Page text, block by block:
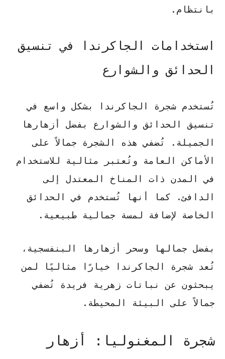
بانتظام.
استخدامات الجاكرندا في تنسيق
الحدائق والشوارع
تُستخدم شجرة الجاكرندا بشكل واسع في
تنسيق الحدائق والشوارع بفضل أزهارها
الجميلة. تُضفي هذه الشجرة جمالاً على
الأماكن العامة وتُعتبر مثالية للاستخدام
في المدن ذات المناخ المعتدل إلى
الدافئ. كما أنها تُستخدم في الحدائق
الخاصة لإضافة لمسة جمالية طبيعية.
بفضل جمالها وسحر أزهارها البنفسجية،
تُعد شجرة الجاكرندا خيارًا مثاليًا لمن
يبحثون عن
نباتات زهرية فريدة تُضفي
جمالاً على البيئة المحيطة.
شجرة المغنوليا: أزهار